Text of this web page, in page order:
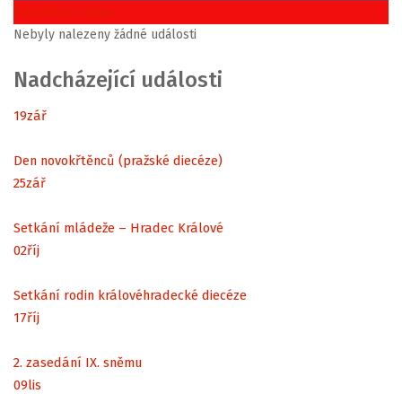
Následující týden
Nebyly nalezeny žádné události
Nadcházející události
19zář
Den novokřtěnců (pražské diecéze)
25zář
Setkání mládeže – Hradec Králové
02říj
Setkání rodin královéhradecké diecéze
17říj
2. zasedání IX. sněmu
09lis